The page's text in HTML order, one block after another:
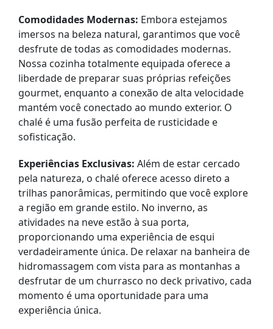
Comodidades Modernas: Embora estejamos
imersos na beleza natural, garantimos que você
desfrute de todas as comodidades modernas.
Nossa cozinha totalmente equipada oferece a
liberdade de preparar suas próprias refeições
gourmet, enquanto a conexão de alta velocidade
mantém você conectado ao mundo exterior. O
chalé é uma fusão perfeita de rusticidade e
sofisticação.
Experiências Exclusivas: Além de estar cercado
pela natureza, o chalé oferece acesso direto a
trilhas panorâmicas, permitindo que você explore
a região em grande estilo. No inverno, as
atividades na neve estão à sua porta,
proporcionando uma experiência de esqui
verdadeiramente única. De relaxar na banheira de
hidromassagem com vista para as montanhas a
desfrutar de um churrasco no deck privativo, cada
momento é uma oportunidade para uma
experiência única.